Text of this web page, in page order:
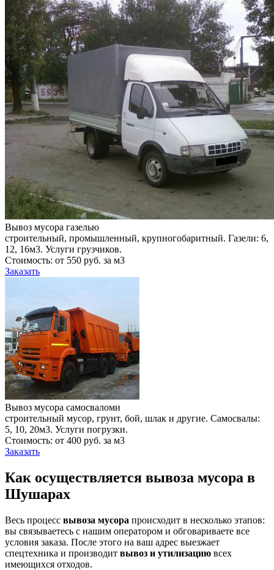
Вывоз мусора газелью
строительный, промышленный, крупногобаритный. Газели: 6,
12, 16м3. Услуги грузчиков.
Стоимость: от 550 руб. за м3
Заказать
Вывоз мусора самосваломи
строительный мусор, грунт, бой, шлак и другие. Самосвалы:
5, 10, 20м3. Услуги погрузки.
Стоимость: от 400 руб. за м3
Заказать
Как осуществляется вывоза мусора в
Шушарах
Весь процесс вывоза мусора происходит в несколько этапов:
вы связываетесь с нашим оператором и обговариваете все
условия заказа. После этого на ваш адрес выезжает
спецтехника и производит вывоз и утилизацию всех
имеющихся отходов.